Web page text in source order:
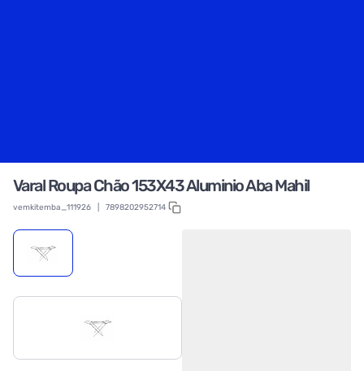
Varal Roupa Chão 153X43 Aluminio Aba Mahil
vemkitemba_111926 7898202952714